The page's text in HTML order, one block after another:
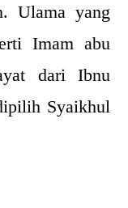
Ulama yang
Imam abu
dari Ibnu
Syaikhul